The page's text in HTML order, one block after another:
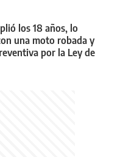
los 18 años, lo
una moto robada y
por la Ley de